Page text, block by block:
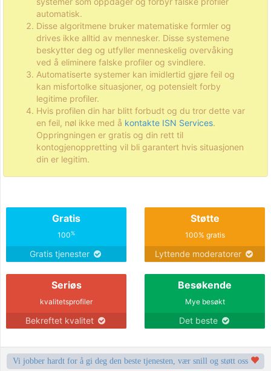
automatisk.
Disse algoritmene bruker matematiske formler og
drives ikke alltid av mennesker. Disse systemene
beskytter deg og utfyller menneskelig overvåking
ved å eliminere falske profiler og svindlere.
Automatiserte systemer kan imidlertid gjøre feil og
kan misfortolke situasjoner, og potensielt forby
legitime profiler.
Hvis profilen din har blitt forbudt og du tror dette var
en feil, nøl ikke med å kontakte ISN Services.
Oppringningen er gratis og din rett til
kontogjenoppretting vil bli garantert hvis situasjonen
din er legitim.
Gratis
100%
Gratis tjenester
Støtte
100% gratis
Lyttende moderatorer
Seriøs
kvalitetsprofiler
Bekreftet kvalitet
Besøkende
Mye besøkt
Det beste
Vi jobber hardt for å gi deg den beste tjenesten, vær snill og støtt oss